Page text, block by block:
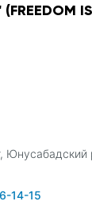
Юнусабадский
14-15